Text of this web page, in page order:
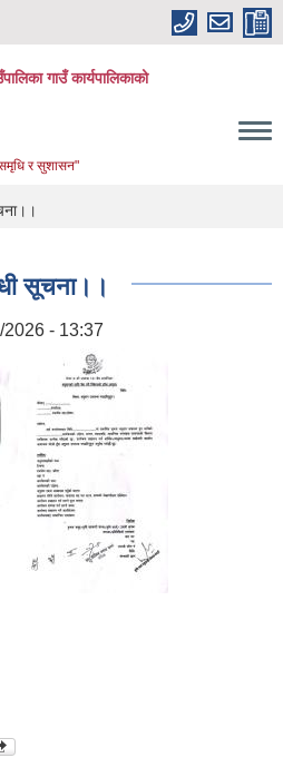
गाउँ कार्यपालिकाको
र सुशासन"
सूचना।।
2026 - 13:37